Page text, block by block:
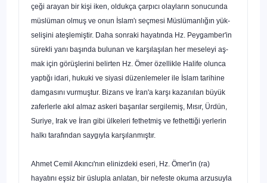
çeği arayan bir kişi iken, oldukça çarpıcı olayların sonucunda
müslüman olmuş ve onun İslam'ı seçmesi Müslümanlığın yük­
selişini ateşlemiştir. Daha sonraki hayatında Hz. Peygamber'in
sürekli yanı başında bulunan ve karşılaşılan her meseleyi aş­
mak için görüşlerini belirten Hz. Ömer özellikle Halife olunca
yaptığı idari, hukuki ve siyasi düzenlemeler ile İslam tarihine
damgasını vurmuştur. Bizans ve İran'a karşı kazanılan büyük
zaferlerle akıl almaz askeri başarılar sergilemiş, Mısır, Ürdün,
Suriye, Irak ve İran gibi ülkeleri fethetmiş ve fethettiği yerlerin
halkı tarafından saygıyla karşılanmıştır.
Ahmet Cemil Akıncı'nın elinizdeki eseri, Hz. Ömer'in (ra)
hayatını eşsiz bir üslupla anlatan, bir nefeste okuma arzusuyla